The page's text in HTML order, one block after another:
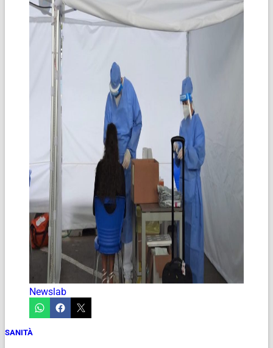
Newslab
SANITÀ